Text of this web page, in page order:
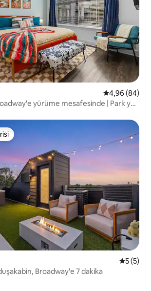
5 üzerinden
4,96 (84)
yürüme mesafesinde | Park yeri
55 (5)
Broadway'e 7 dakika